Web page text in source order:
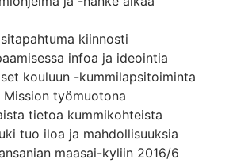
kiinnosti
infoa ja ideointia
kouluun -kummilapsitoiminta
Mission työmuotona
tietoa kummikohteista
tuo iloa ja mahdollisuuksia
maasai-kyliin 2016/6